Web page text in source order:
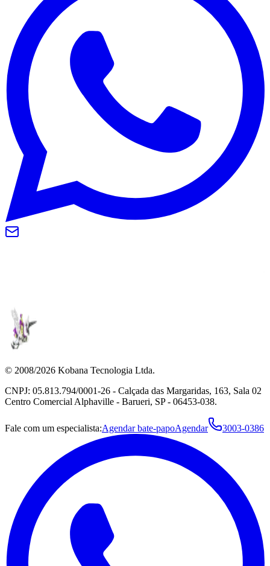
© 2008/2026 Kobana Tecnologia Ltda.
CNPJ: 05.813.794/0001-26 - Calçada das Margaridas, 163, Sala 02
Centro Comercial Alphaville - Barueri, SP - 06453-038.
Fale com um especialista:Agendar bate-papoAgendar 3003-0386